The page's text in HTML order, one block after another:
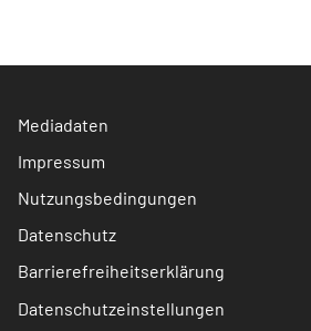
Mediadaten
Impressum
Nutzungsbedingungen
Datenschutz
Barrierefreiheitserklärung
Datenschutzeinstellungen